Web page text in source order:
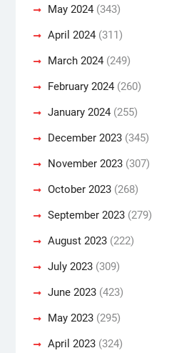
May 2024(343)
April 2024(311)
March 2024(249)
February 2024(260)
January 2024(255)
December 2023(345)
November 2023(307)
October 2023(268)
September 2023(279)
August 2023(222)
July 2023(309)
June 2023(423)
May 2023(295)
April 2023(324)